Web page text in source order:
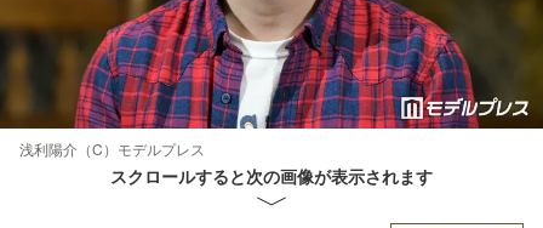
浅利陽介（C）モデルプレス
スクロールすると次の画像が表示されます